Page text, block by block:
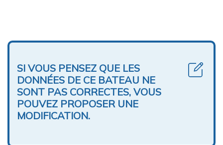
SI VOUS PENSEZ QUE LES
DONNÉES DE CE BATEAU NE
SONT PAS CORRECTES, VOUS
POUVEZ PROPOSER UNE
MODIFICATION.